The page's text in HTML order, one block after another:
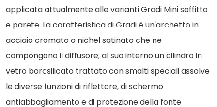
applicata attualmente alle varianti Gradi Mini soffitto
e parete. La caratteristica di Gradi è un'archetto in
acciaio cromato o nichel satinato che ne
compongono il diffusore; al suo interno un cilindro in
vetro borosilicato trattato con smalti speciali assolve
le diverse funzioni di riflettore, di schermo
antiabbagliamento e di protezione della fonte